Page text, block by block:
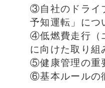
③自社のドライ
予知運転」につ
④低燃費走行（
に向けた取り組
⑤健康管理の重
⑥基本ルールの